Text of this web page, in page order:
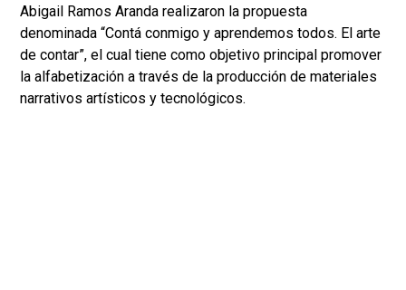
Abigail Ramos Aranda realizaron la propuesta
denominada “Contá conmigo y aprendemos todos. El arte
de contar”, el cual tiene como objetivo principal promover
la alfabetización a través de la producción de materiales
narrativos artísticos y tecnológicos.